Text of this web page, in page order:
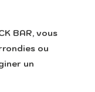
BAR, vous
ou
unvers le site